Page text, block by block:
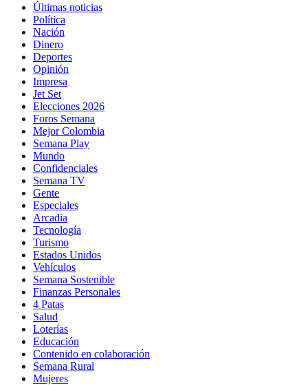
Últimas noticias
Política
Nación
Dinero
Deportes
Opinión
Impresa
Jet Set
Elecciones 2026
Foros Semana
Mejor Colombia
Semana Play
Mundo
Confidenciales
Semana TV
Gente
Especiales
Arcadia
Tecnología
Turismo
Estados Unidos
Vehículos
Semana Sostenible
Finanzas Personales
4 Patas
Salud
Loterías
Educación
Contenido en colaboración
Semana Rural
Mujeres